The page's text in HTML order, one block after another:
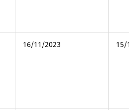
16/11/2023 15/